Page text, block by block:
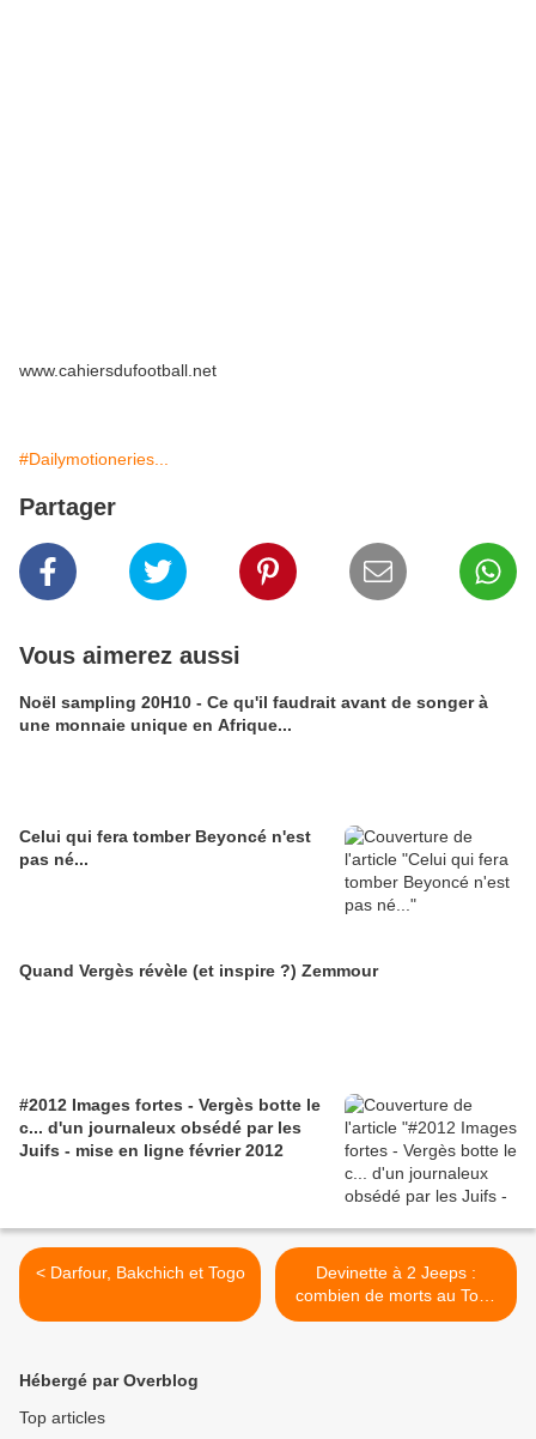
www.cahiersdufootball.net
#Dailymotioneries...
Partager
Vous aimerez aussi
Noël sampling 20H10 - Ce qu'il faudrait avant de songer à
une monnaie unique en Afrique...
Celui qui fera tomber Beyoncé n'est
pas né...
Quand Vergès révèle (et inspire ?) Zemmour
#2012 Images fortes - Vergès botte le
c... d'un journaleux obsédé par les
Juifs - mise en ligne février 2012
< Darfour, Bakchich et Togo
Devinette à 2 Jeeps :
combien de morts au Togo
? >
Hébergé par Overblog
Top articles